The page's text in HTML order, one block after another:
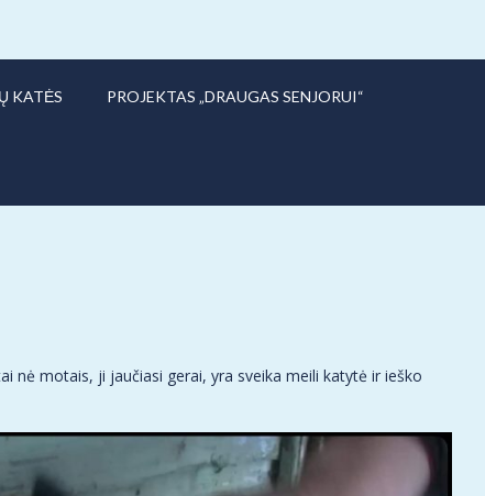
KATĖS PROJEKTAS „DRAUGAS SENJORUI“
nė motais, ji jaučiasi gerai, yra sveika meili katytė ir ieško